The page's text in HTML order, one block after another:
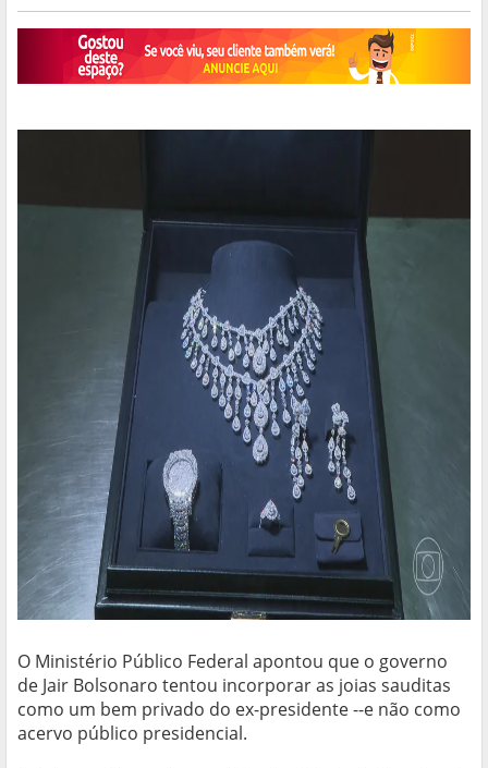
O Ministério Público Federal apontou que o governo
de Jair Bolsonaro tentou incorporar as joias sauditas
como um bem privado do ex-presidente --e não como
acervo público presidencial.